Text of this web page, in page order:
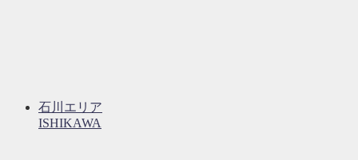
石川エリア
ISHIKAWA